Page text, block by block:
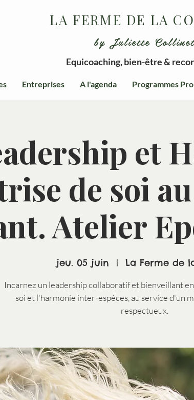
LA FERME DE LA
by Juliette Collinet
Equicoaching, bien-être &
Entreprises A l'agenda Programmes Pro
et
de soi
Atelier
jeu. 05 juin
  |
La Ferme de
Incarnez un leadership collaboratif et bienveillant
soi et l'harmonie inter-espèces, au service d'un
respectueux.